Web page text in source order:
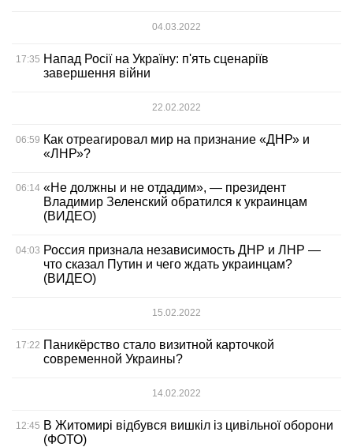
04.03.2022
17:35 Напад Росії на Україну: п'ять сценаріїв
завершення війни
22.02.2022
06:59 Как отреагировал мир на признание «ДНР» и
«ЛНР»?
06:14 «Не должны и не отдадим», — президент
Владимир Зеленский обратился к украинцам
(ВИДЕО)
04:03 Россия признала независимость ДНР и ЛНР —
что сказал Путин и чего ждать украинцам?
(ВИДЕО)
15.02.2022
17:22 Паникёрство стало визитной карточкой
современной Украины?
14.02.2022
12:45 В Житомирі відбувся вишкіл із цивільної оборони
(ФОТО)